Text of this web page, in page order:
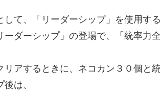
て、「リーダーシップ」を使用す
ダーシップ」の登場で、「統率力
リアするときに、ネコカン３０個と
は、